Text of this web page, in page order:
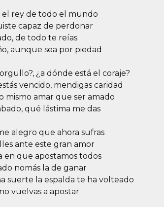
rey de todo el mundo
capaz de perdonar
de todo te reías
aunque sea por piedad
¿a dónde está el coraje?
vencido, mendigas caridad
mismo amar que ser amado
qué lástima me das
alegro que ahora sufras
ante este gran amor
en que apostamos todos
nomás la de ganar
suerte la espalda te ha volteado
vuelvas a apostar